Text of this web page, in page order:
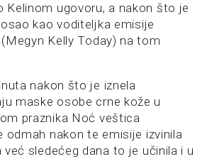
Kelinom ugovoru, a nakon što je
kao voditeljka emisije
(Megyn Kelly Today) na tom
nakon što je iznela
maske osobe crne kože u
praznika Noć veštica
odmah nakon te emisije izvinila
sledećeg dana to je učinila i u